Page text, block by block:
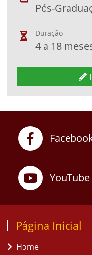
Pós-
Duração
4 a 18
YouTube
Página Inicial
Home